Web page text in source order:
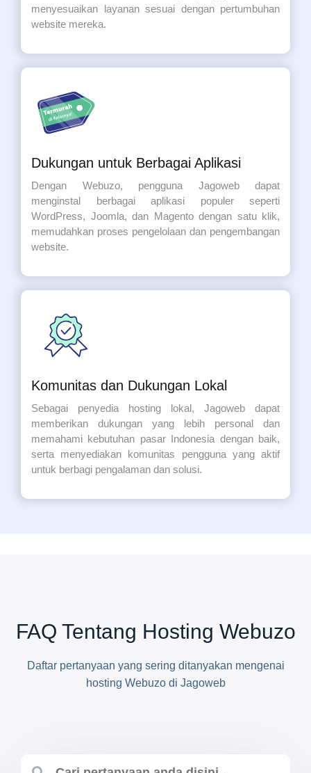
menyesuaikan layanan sesuai dengan pertumbuhan
website mereka.
Dukungan untuk Berbagai Aplikasi
Dengan Webuzo, pengguna Jagoweb dapat
menginstal berbagai aplikasi populer seperti
WordPress, Joomla, dan Magento dengan satu klik,
memudahkan proses pengelolaan dan pengembangan
website.
Komunitas dan Dukungan Lokal
Sebagai penyedia hosting lokal, Jagoweb dapat
memberikan dukungan yang lebih personal dan
memahami kebutuhan pasar Indonesia dengan baik,
serta menyediakan komunitas pengguna yang aktif
untuk berbagi pengalaman dan solusi.
FAQ Tentang Hosting Webuzo
Daftar pertanyaan yang sering ditanyakan mengenai
hosting Webuzo di Jagoweb